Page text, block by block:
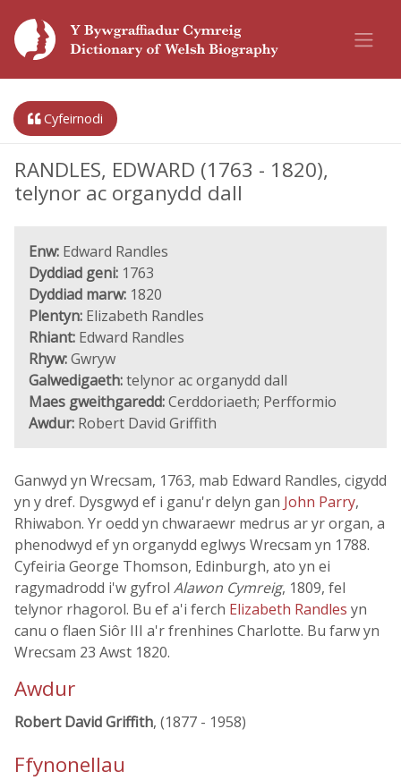
Cyfeirnodi
RANDLES, EDWARD (1763 - 1820),
telynor ac organydd dall
Enw: Edward Randles
Dyddiad geni: 1763
Dyddiad marw: 1820
Plentyn: Elizabeth Randles
Rhiant: Edward Randles
Rhyw:Gwryw
Galwedigaeth:telynor ac organydd dall
Maes gweithgaredd:Cerddoriaeth; Perfformio
Awdur: Robert David Griffith
Ganwyd yn Wrecsam, 1763, mab Edward Randles, cigydd
yn y dref. Dysgwyd ef i ganu'r delyn gan John Parry,
Rhiwabon. Yr oedd yn chwaraewr medrus ar yr organ, a
phenodwyd ef yn organydd eglwys Wrecsam yn 1788.
Cyfeiria George Thomson, Edinburgh, ato yn ei
ragymadrodd i'w gyfrol Alawon Cymreig, 1809, fel
telynor rhagorol. Bu ef a'i ferch Elizabeth Randles yn
canu o flaen Siôr III a'r frenhines Charlotte. Bu farw yn
Wrecsam 23 Awst 1820.
Awdur
Robert David Griffith, (1877 - 1958)
Ffynonellau